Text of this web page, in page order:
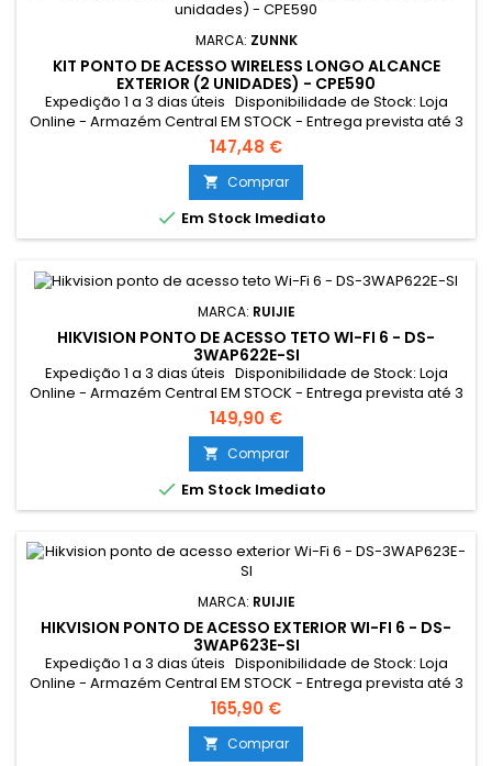
MARCA: ZUNNK
KIT PONTO DE ACESSO WIRELESS LONGO ALCANCE
EXTERIOR (2 UNIDADES) - CPE590
Expedição 1 a 3 dias úteis Disponibilidade de Stock: Loja
Online - Armazém Central EM STOCK - Entrega prevista até 3
dias úteis Loja Braga - Rua António Fernandes Ferreira
Gomes EM STOCK - Entrega imediata O CPE590 é um
equipamento outdoor wireless de 2.4ghz e 5.8 GHz e 900
Mbps, ideal para ligações ponto-a-ponto ou ponto-a-
multiponto de até 5 km....
147,48 €
 Comprar
 Em Stock Imediato
MARCA: RUIJIE
HIKVISION PONTO DE ACESSO TETO WI-FI 6 - DS-
3WAP622E-SI
Expedição 1 a 3 dias úteis Disponibilidade de Stock: Loja
Online - Armazém Central EM STOCK - Entrega prevista até 3
dias úteis Loja Braga - Rua António Fernandes Ferreira
Gomes SEM STOCK - Por encomenda - chegada até 2 dias
úteis
149,90 €
 Comprar
 Em Stock Imediato
MARCA: RUIJIE
HIKVISION PONTO DE ACESSO EXTERIOR WI-FI 6 - DS-
3WAP623E-SI
Expedição 1 a 3 dias úteis Disponibilidade de Stock: Loja
Online - Armazém Central EM STOCK - Entrega prevista até 3
dias úteis Loja Braga - Rua António Fernandes Ferreira
Gomes SEM STOCK - Por encomenda - chegada até 2 dias
úteis
165,90 €
 Comprar